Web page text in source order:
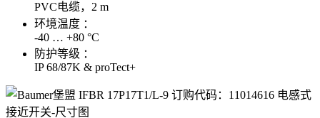
PVC电缆，2 m
环境温度 ：
-40 … +80 °C
防护等级 ：
IP 68/87K & proTect+